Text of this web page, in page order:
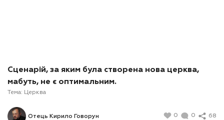
Сценарій, за яким була створена нова церква,
мабуть, не є оптимальним.
Тема: Церква
Отець Кирило Говорун 0 0 68